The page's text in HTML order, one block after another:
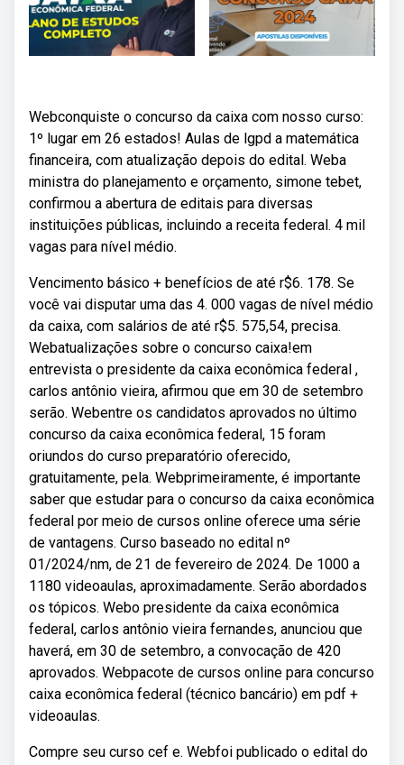
Webconquiste o concurso da caixa com nosso curso:
1º lugar em 26 estados! Aulas de lgpd a matemática
financeira, com atualização depois do edital. Weba
ministra do planejamento e orçamento, simone tebet,
confirmou a abertura de editais para diversas
instituições públicas, incluindo a receita federal. 4 mil
vagas para nível médio.
Vencimento básico + benefícios de até r$6. 178. Se
você vai disputar uma das 4. 000 vagas de nível médio
da caixa, com salários de até r$5. 575,54, precisa.
Webatualizações sobre o concurso caixa!em
entrevista o presidente da caixa econômica federal ,
carlos antônio vieira, afirmou que em 30 de setembro
serão. Webentre os candidatos aprovados no último
concurso da caixa econômica federal, 15 foram
oriundos do curso preparatório oferecido,
gratuitamente, pela. Webprimeiramente, é importante
saber que estudar para o concurso da caixa econômica
federal por meio de cursos online oferece uma série
de vantagens. Curso baseado no edital nº
01/2024/nm, de 21 de fevereiro de 2024. De 1000 a
1180 videoaulas, aproximadamente. Serão abordados
os tópicos. Webo presidente da caixa econômica
federal, carlos antônio vieira fernandes, anunciou que
haverá, em 30 de setembro, a convocação de 420
aprovados. Webpacote de cursos online para concurso
caixa econômica federal (técnico bancário) em pdf +
videoaulas.
Compre seu curso cef e. Webfoi publicado o edital do